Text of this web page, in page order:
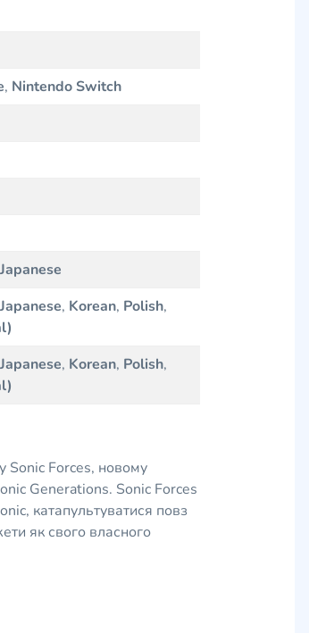
, Nintendo Switch
Japanese
Japanese, Korean, Polish,
Japanese, Korean, Polish,
Sonic Forces, новому
Generations. Sonic Forces
катапультуватися повз
як свого власного